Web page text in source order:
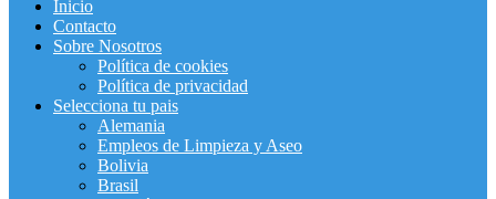
Inicio
Contacto
Sobre Nosotros
Política de cookies
Política de privacidad
Selecciona tu pais
Alemania
Empleos de Limpieza y Aseo
Bolivia
Brasil